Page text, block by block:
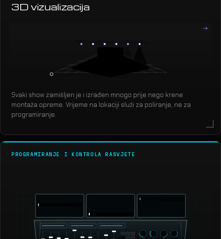
3D vizualizacija
Svaki show zamišljen je i izrađen mnogo prije nego krene
montaža opreme. Vrijeme na lokaciji služi za poliranje, ne za
programiranje.
PROGRAMIRANJE I KONTROLA RASVJETE